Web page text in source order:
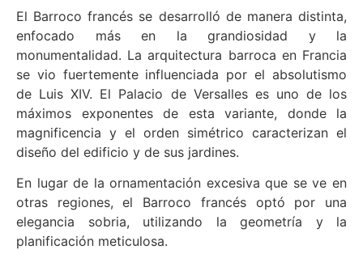
El Barroco francés se desarrolló de manera distinta,
enfocado más en la grandiosidad y la
monumentalidad. La arquitectura barroca en Francia
se vio fuertemente influenciada por el absolutismo
de Luis XIV. El Palacio de Versalles es uno de los
máximos exponentes de esta variante, donde la
magnificencia y el orden simétrico caracterizan el
diseño del edificio y de sus jardines.
En lugar de la ornamentación excesiva que se ve en
otras regiones, el Barroco francés optó por una
elegancia sobria, utilizando la geometría y la
planificación meticulosa.